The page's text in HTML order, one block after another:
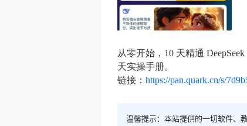
从零开始，10 天精通
天实操手册。
链接： https://pan.quark.cn/s/
温馨提示：本站提供的一切软件、